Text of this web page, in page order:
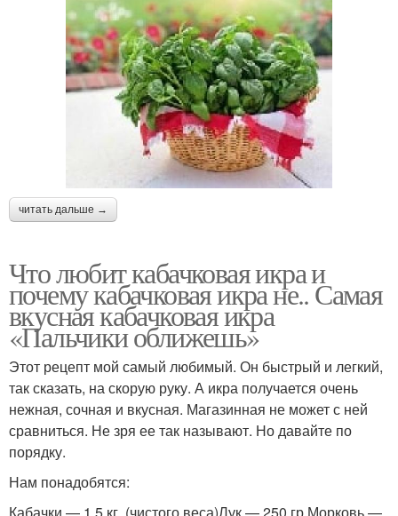
читать дальше →
Что любит кабачковая икра и
почему кабачковая икра не.. Самая
вкусная кабачковая икра
«Пальчики оближешь»
Этот рецепт мой самый любимый. Он быстрый и легкий,
так сказать, на скорую руку. А икра получается очень
нежная, сочная и вкусная. Магазинная не может с ней
сравниться. Не зря ее так называют. Но давайте по
порядку.
Нам понадобятся: